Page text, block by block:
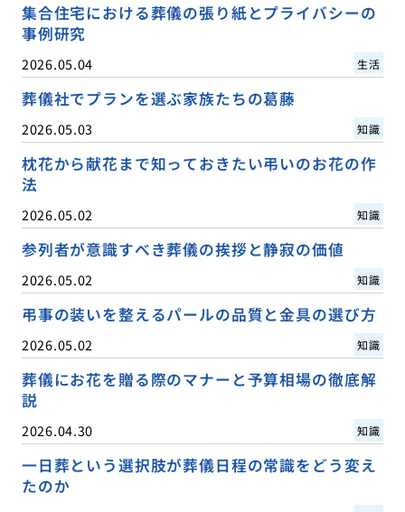
集合住宅における葬儀の張り紙とプライバシーの
事例研究
2026.05.04 生活
葬儀社でプランを選ぶ家族たちの葛藤
2026.05.03 知識
枕花から献花まで知っておきたい弔いのお花の作
法
2026.05.02 知識
参列者が意識すべき葬儀の挨拶と静寂の価値
2026.05.02 知識
弔事の装いを整えるパールの品質と金具の選び方
2026.05.02 知識
葬儀にお花を贈る際のマナーと予算相場の徹底解
説
2026.04.30 知識
一日葬という選択肢が葬儀日程の常識をどう変え
たのか